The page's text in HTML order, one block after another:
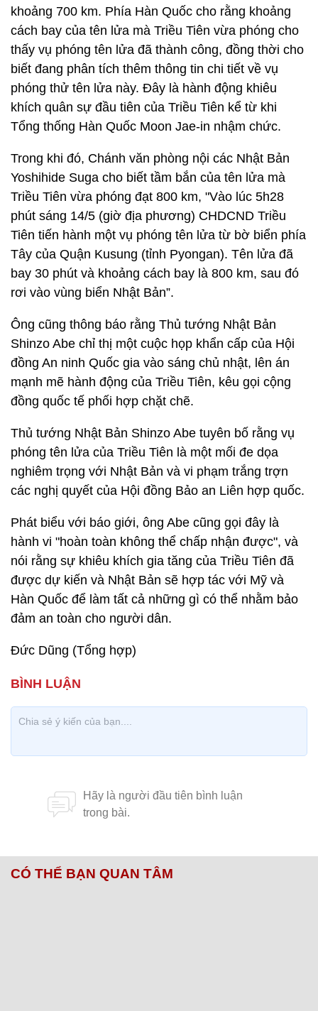
khoảng 700 km. Phía Hàn Quốc cho rằng khoảng
cách bay của tên lửa mà Triều Tiên vừa phóng cho
thấy vụ phóng tên lửa đã thành công, đồng thời cho
biết đang phân tích thêm thông tin chi tiết về vụ
phóng thử tên lửa này. Đây là hành động khiêu
khích quân sự đầu tiên của Triều Tiên kể từ khi
Tổng thống Hàn Quốc Moon Jae-in nhậm chức.
Trong khi đó, Chánh văn phòng nội các Nhật Bản
Yoshihide Suga cho biết tầm bắn của tên lửa mà
Triều Tiên vừa phóng đạt 800 km, "Vào lúc 5h28
phút sáng 14/5 (giờ địa phương) CHDCND Triều
Tiên tiến hành một vụ phóng tên lửa từ bờ biển phía
Tây của Quận Kusung (tỉnh Pyongan). Tên lửa đã
bay 30 phút và khoảng cách bay là 800 km, sau đó
rơi vào vùng biển Nhật Bản”.
Ông cũng thông báo rằng Thủ tướng Nhật Bản
Shinzo Abe chỉ thị một cuộc họp khẩn cấp của Hội
đồng An ninh Quốc gia vào sáng chủ nhật, lên án
mạnh mẽ hành động của Triều Tiên, kêu gọi cộng
đồng quốc tế phối hợp chặt chẽ.
Thủ tướng Nhật Bản Shinzo Abe tuyên bố rằng vụ
phóng tên lửa của Triều Tiên là một mối đe dọa
nghiêm trọng với Nhật Bản và vi phạm trắng trợn
các nghị quyết của Hội đồng Bảo an Liên hợp quốc.
Phát biểu với báo giới, ông Abe cũng gọi đây là
hành vi "hoàn toàn không thể chấp nhận được", và
nói rằng sự khiêu khích gia tăng của Triều Tiên đã
được dự kiến và Nhật Bản sẽ hợp tác với Mỹ và
Hàn Quốc để làm tất cả những gì có thể nhằm bảo
đảm an toàn cho người dân.
Đức Dũng (Tổng hợp)
CÓ THỂ BẠN QUAN TÂM